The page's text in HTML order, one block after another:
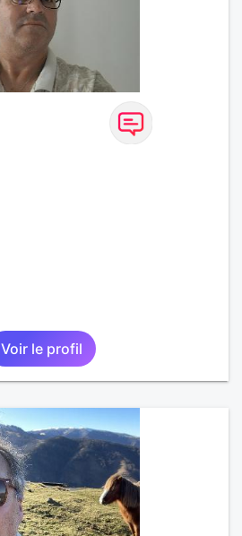
Voir le profil